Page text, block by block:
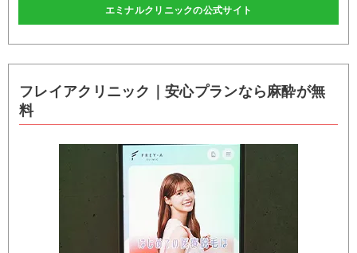
エミナルクリニックの公式サイト
フレイアクリニック｜安心プランなら麻酔が無
料